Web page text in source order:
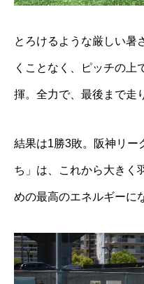
とろけるような厳しい暑
くことなく、ピッチの上
揮。全力で、最後まで走
結果は1勝3敗。阪神リー
ち」は、これから大きく
めの最高のエネルギーに